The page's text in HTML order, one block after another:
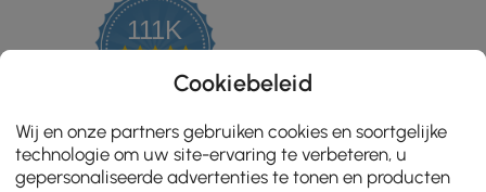
360 graden draaibare functie: vergemakkelijkt de
bewegingsvrijheid en communicatie op kantoor.
111K
4.8
star
rating
ZERTIFIZIERTE BEWERTUNGEN
Cookiebeleid
Wij en onze partners gebruiken cookies en soortgelijke
technologie om uw site-ervaring te verbeteren, u
gepersonaliseerde advertenties te tonen en producten